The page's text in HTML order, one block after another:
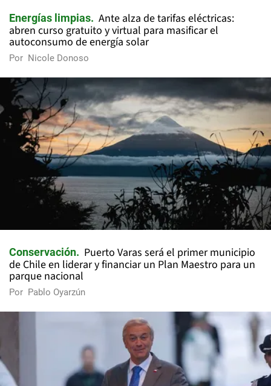
Energías limpias
Ante alza de tarifas eléctricas:
abren curso gratuito y virtual para masificar el
autoconsumo de energía solar
Por Nicole Donoso
Conservación
Puerto Varas será el primer municipio
de Chile en liderar y financiar un Plan Maestro para un
parque nacional
Por Pablo Oyarzún